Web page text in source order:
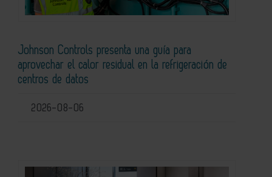
Johnson Controls presenta una guía para
aprovechar el calor residual en la refrigeración de
centros de datos
2026-08-06